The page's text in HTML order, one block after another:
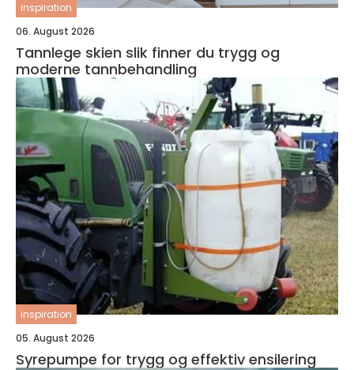
inspiration
06. August 2026
Tannlege skien slik finner du trygg og
moderne tannbehandling
inspiration
05. August 2026
Syrepumpe for trygg og effektiv ensilering